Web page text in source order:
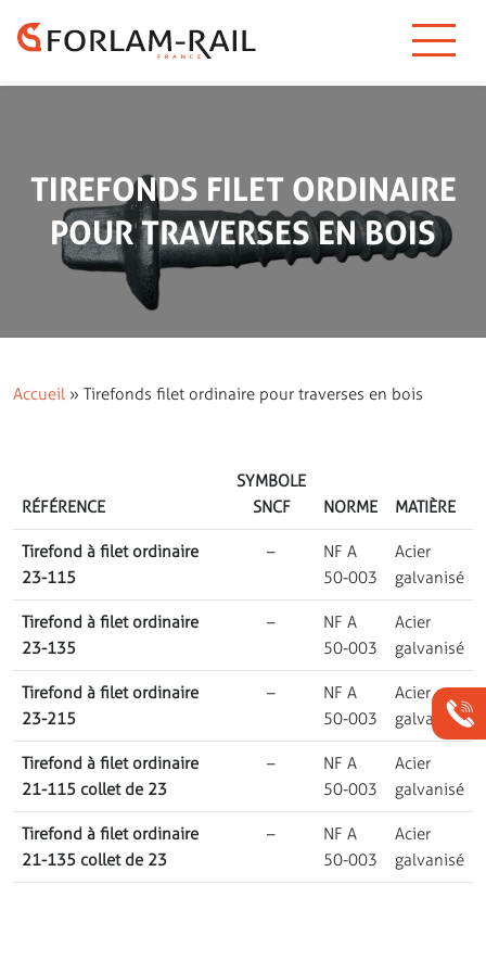
TIREFONDS FILET ORDINAIRE
POUR TRAVERSES EN BOIS
Accueil » Tirefonds filet ordinaire pour traverses en bois
RÉFÉRENCE
SYMBOLE
SNCF
NORME MATIÈRE
Tirefond à filet ordinaire
23-115
–
NF A
50-003
Acier
galvanisé
Tirefond à filet ordinaire
23-135
–
NF A
50-003
Acier
galvanisé
Tirefond à filet ordinaire
23-215
–
NF A
50-003
Acier
galvanisé
Tirefond à filet ordinaire
21-115 collet de 23
–
NF A
50-003
Acier
galvanisé
Tirefond à filet ordinaire
21-135 collet de 23
–
NF A
50-003
Acier
galvanisé